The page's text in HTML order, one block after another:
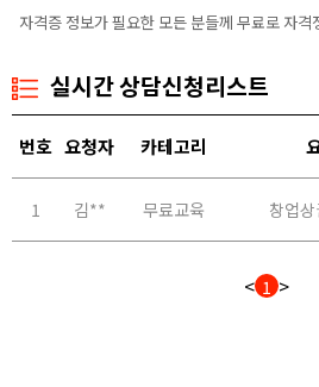
자격증 정보가 필요한 모든 분들께 무료로 자